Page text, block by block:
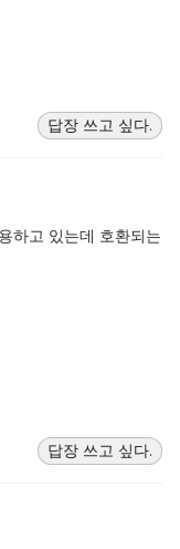
답장 쓰고 싶다.
하고 있는데 호환되는
답장 쓰고 싶다.